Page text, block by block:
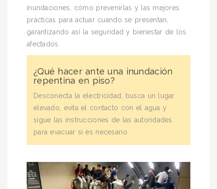
inundaciones, cómo prevenirlas y las mejores
prácticas para actuar cuando se presentan,
garantizando así la seguridad y bienestar de los
afectados.
¿Qué hacer ante una inundación
repentina en piso?
Desconecta la electricidad, busca un lugar
elevado, evita el contacto con el agua y
sigue las instrucciones de las autoridades
para evacuar si es necesario.